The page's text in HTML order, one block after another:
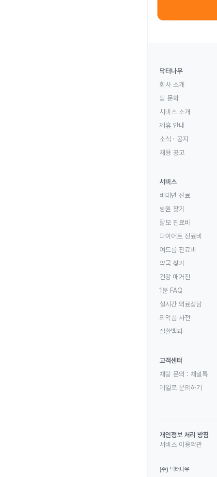
닥터나우
회사 소개
팀 문화
서비스 소개
제휴 안내
소식 · 공지
채용 공고
서비스
비대면 진료
병원 찾기
탈모 진료비
다이어트 진료비
여드름 진료비
약국 찾기
건강 매거진
1분 FAQ
실시간 의료상담
의약품 사전
질환백과
고객센터
채팅 문의 : 채널톡
메일로 문의하기
개인정보 처리 방침
서비스 이용약관
(주) 닥터나우